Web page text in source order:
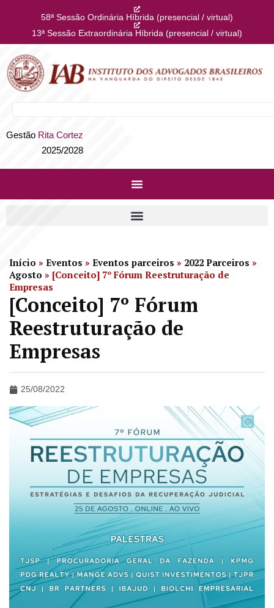
58ª Sessão Ordinária Híbrida (presencial / virtual)
13ª Sessão Extraordinária Híbrida (presencial / virtual)
Gestão Rita Cortez
2025/2028
Início » Eventos » Eventos parceiros » 2022 Parceiros »
Agosto » [Conceito] 7º Fórum Reestruturação de
Empresas
[Conceito] 7º Fórum
Reestruturação de
Empresas
25/08/2022